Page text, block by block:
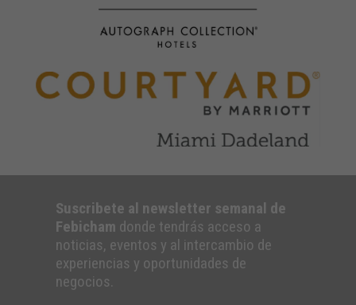
Suscribete al newsletter semanal de
Febicham donde tendrás acceso a
noticias, eventos y al intercambio de
experiencias y oportunidades de
negocios.